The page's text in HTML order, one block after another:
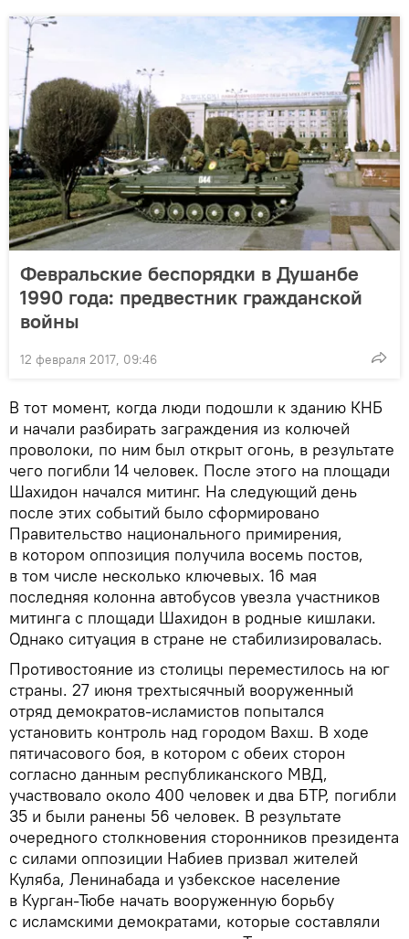
Февральские беспорядки в Душанбе
1990 года: предвестник гражданской
войны
12 февраля 2017, 09:46
В тот момент, когда люди подошли к зданию КНБ
и начали разбирать заграждения из колючей
проволоки, по ним был открыт огонь, в результате
чего погибли 14 человек. После этого на площади
Шахидон начался митинг. На следующий день
после этих событий было сформировано
Правительство национального примирения,
в котором оппозиция получила восемь постов,
в том числе несколько ключевых. 16 мая
последняя колонна автобусов увезла участников
митинга с площади Шахидон в родные кишлаки.
Однако ситуация в стране не стабилизировалась.
Противостояние из столицы переместилось на юг
страны. 27 июня трехтысячный вооруженный
отряд демократов-исламистов попытался
установить контроль над городом Вахш. В ходе
пятичасового боя, в котором с обеих сторон
согласно данным республиканского МВД,
участвовало около 400 человек и два БТР, погибли
35 и были ранены 56 человек. В результате
очередного столкновения сторонников президента
с силами оппозиции Набиев призвал жителей
Куляба, Ленинабада и узбекское население
в Курган-Тюбе начать вооруженную борьбу
с исламскими демократами, которые составляли